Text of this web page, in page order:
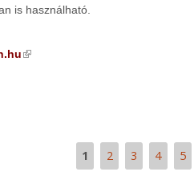
is használható.
(link is external)
1 2 3 4 5